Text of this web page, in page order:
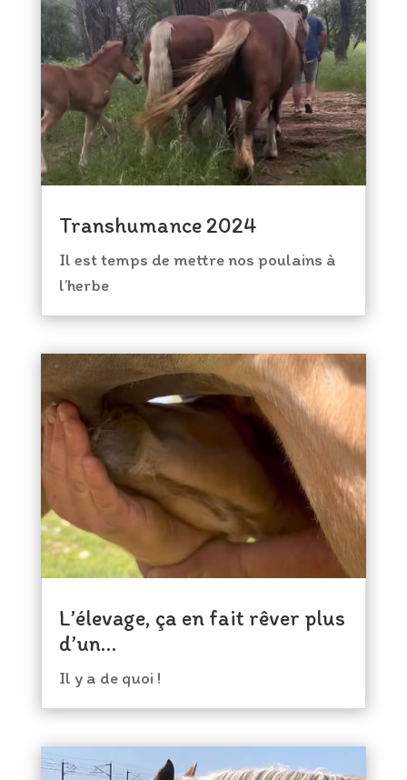
Transhumance 2024
Il est temps de mettre nos poulains à
l’herbe
L’élevage, ça en fait rêver plus
d’un…
Il y a de quoi !